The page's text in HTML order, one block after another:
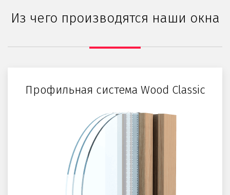
Из чего производятся наши окна
Профильная система Wood Classic